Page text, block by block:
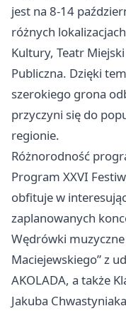
jest na 8-14
różnych
Kultury, Teatr
Publiczna. Dzięki
szerokiego grona
przyczyni się do
regionie.
Różnorodność
Program XXVI
obfituje w
zaplanowanych
Wędrówki
Maciejewskiego” z
AKOLADA, a także
Jakuba